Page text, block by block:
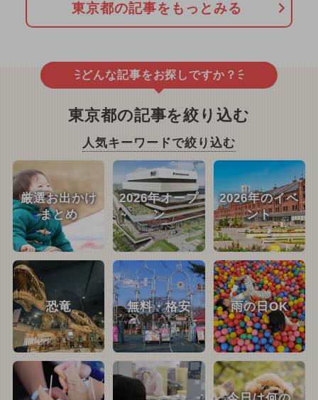
東京都の記事をもっとみる
どんな記事をお探しですか？
東京都の記事を絞り込む
人気キーワードで絞り込む
厳選お出かけ
まとめ
2026年オープ
ン
2026年のイベ
ント
恐竜 無料・格安 雨の日OK